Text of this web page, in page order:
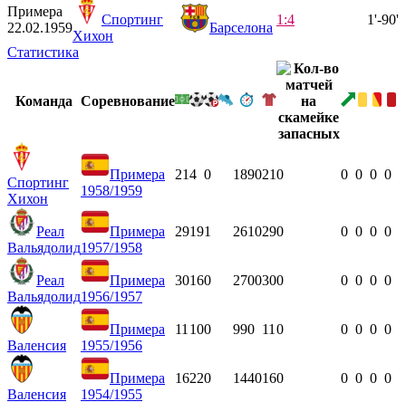
Примера
22.02.1959
Спортинг
Хихон
Барселона
1:4 1'-90'
Статистика
Команда Соревнование
Спортинг
Хихон
Примера
1958/1959
214 0 1890210 0 0 0 0
Реал
Вальядолид
Примера
1957/1958
29191 2610290 0 0 0 0
Реал
Вальядолид
Примера
1956/1957
30160 2700300 0 0 0 0
Валенсия
Примера
1955/1956
11 100 990 11 0 0 0 0 0
Валенсия
Примера
1954/1955
16220 1440160 0 0 0 0